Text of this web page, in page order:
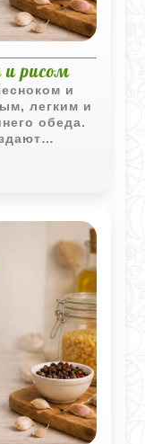
и рисом
и
легким и
обеда.
без